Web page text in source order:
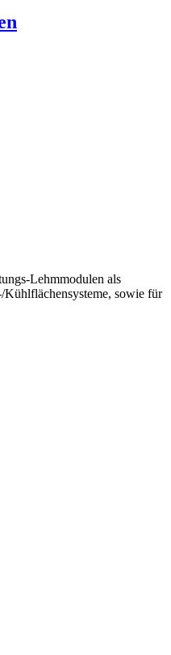
Lehmmodulen als
Kühlflächensysteme, sowie für